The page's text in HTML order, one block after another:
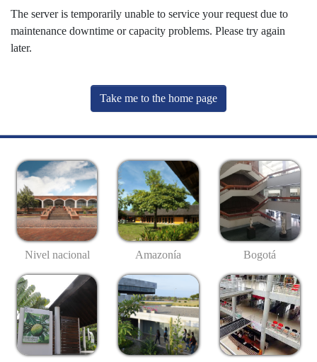
The server is temporarily unable to service your request due to
maintenance downtime or capacity problems. Please try again
later.
Take me to the home page
Nivel nacional Amazonía Bogotá